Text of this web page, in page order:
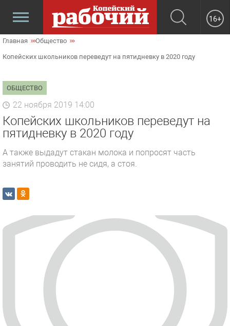
16+
Главная Общество
Копейских школьников переведут на пятидневку в 2020 году
ОБЩЕСТВО
22 ноября 2019 14:00
Копейских школьников переведут на
пятидневку в 2020 году
А также выдадут стакан молока и попросят часть
занятий проводить не сидя, а стоя.